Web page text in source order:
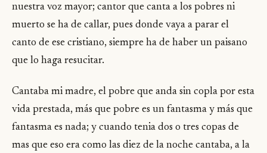
nuestra voz mayor; cantor que canta a los pobres ni
muerto se ha de callar, pues donde vaya a parar el
canto de ese cristiano, siempre ha de haber un paisano
que lo haga resucitar.
Cantaba mi madre, el pobre que anda sin copla por esta
vida prestada, más que pobre es un fantasma y más que
fantasma es nada; y cuando tenia dos o tres copas de
mas que eso era como las diez de la noche cantaba, a la